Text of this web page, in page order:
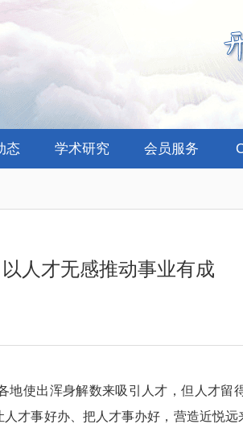
态 学术研究 会员服务
以人才无感推动事业有成
使出浑身解数来吸引人才，但人才留
才事好办、把人才事办好，营造近悦